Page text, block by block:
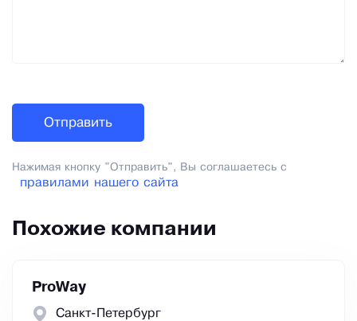
Нажимая кнопку "Отправить", Вы соглашаетесь с
правилами нашего сайта
Похожие компании
ProWay
Санкт-Петербург